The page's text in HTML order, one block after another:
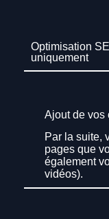
Optimisation
uniquement
Ajout de vos
Par la suite,
pages que
également
vidéos).